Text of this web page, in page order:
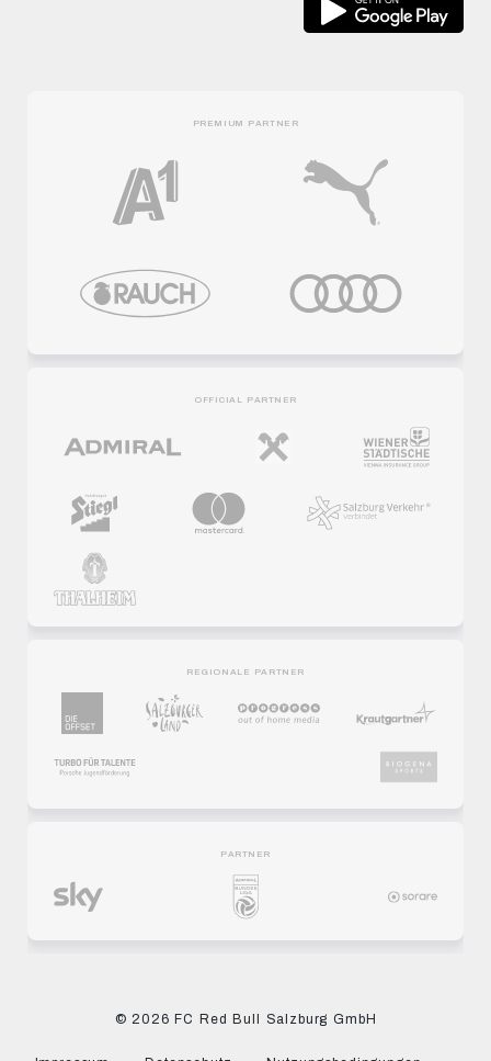
PREMIUM PARTNER
OFFICIAL PARTNER
REGIONALE PARTNER
PARTNER
© 2026 FC Red Bull Salzburg GmbH